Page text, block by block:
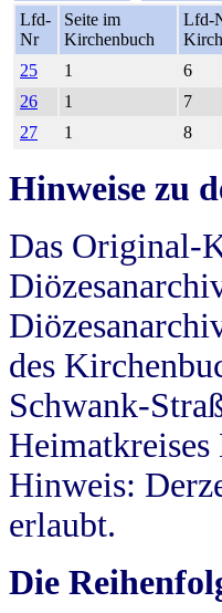
Lfd-
Nr
Seite im
Kirchenbuch
Lfd-
25
1 6
26
1 7
27
1 8
Hinweise zu
Das Original-
des
Schwank-
Hinweis:
erlaubt.
Die